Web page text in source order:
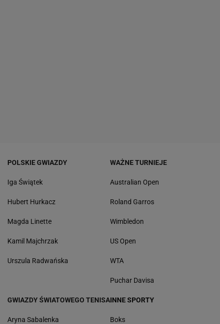
POLSKIE GWIAZDY
Iga Świątek
Hubert Hurkacz
Magda Linette
Kamil Majchrzak
Urszula Radwańska
WAŻNE TURNIEJE
Australian Open
Roland Garros
Wimbledon
US Open
WTA
Puchar Davisa
GWIAZDY ŚWIATOWEGO TENISA
Aryna Sabalenka
INNE SPORTY
Boks